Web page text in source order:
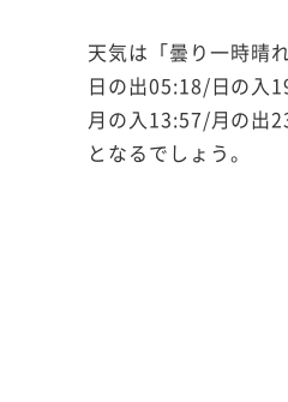
天気は「曇り一時晴
日の出05:18/日の入
月の入13:57/月の出
となるでしょう。